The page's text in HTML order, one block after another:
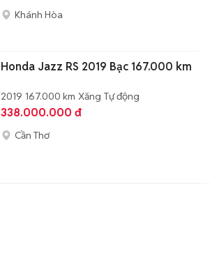
Khánh Hòa
Honda Jazz RS 2019 Bạc 167.000 km
2019 167.000 km Xăng Tự động
338.000.000 đ
Cần Thơ